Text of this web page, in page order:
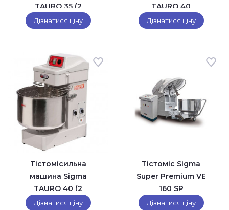
TAURO 35 (2
швидкості)
Дізнатися ціну
TAURO 40
Дізнатися ціну
Тістомісильна
машина Sigma
TAURO 40 (2
швидкості)
Дізнатися ціну
Тістоміс Sigma
Super Premium VE
160 SP
Дізнатися ціну